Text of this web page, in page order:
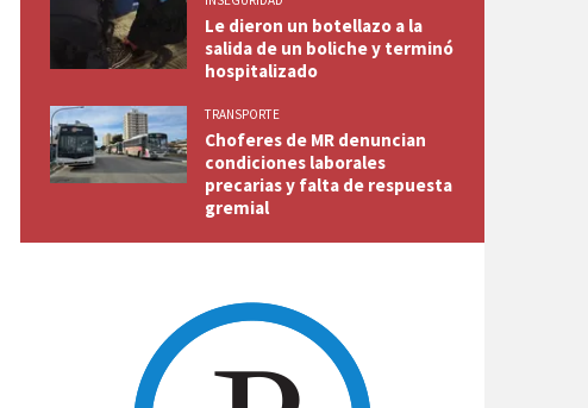
Le dieron un botellazo a la
salida de un boliche y terminó
hospitalizado
TRANSPORTE
Choferes de MR denuncian
condiciones laborales
precarias y falta de respuesta
gremial